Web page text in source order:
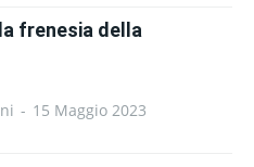
frenesia della
- 15 Maggio 2023